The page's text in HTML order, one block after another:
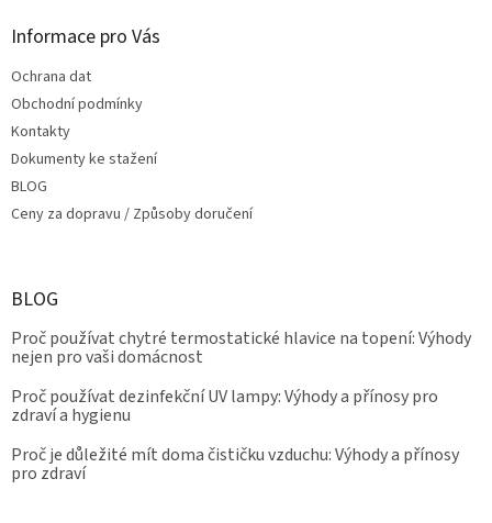
Informace pro Vás
Ochrana dat
Obchodní podmínky
Kontakty
Dokumenty ke stažení
BLOG
Ceny za dopravu / Způsoby doručení
BLOG
Proč používat chytré termostatické hlavice na topení: Výhody
nejen pro vaši domácnost
Proč používat dezinfekční UV lampy: Výhody a přínosy pro
zdraví a hygienu
Proč je důležité mít doma čističku vzduchu: Výhody a přínosy
pro zdraví